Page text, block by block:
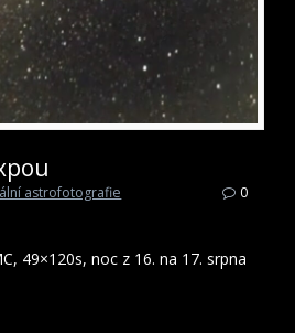
astrofotografie
0
49×120s, noc z 16. na 17. srpna